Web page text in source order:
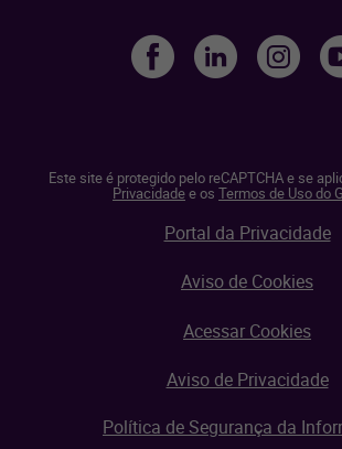
Este site é protegido pelo reCAPTCHA e se
Privacidadee os Termos de Uso do
Portal da Privacidade
Aviso de Cookies
Acessar Cookies
Aviso de Privacidade
Política de Segurança da